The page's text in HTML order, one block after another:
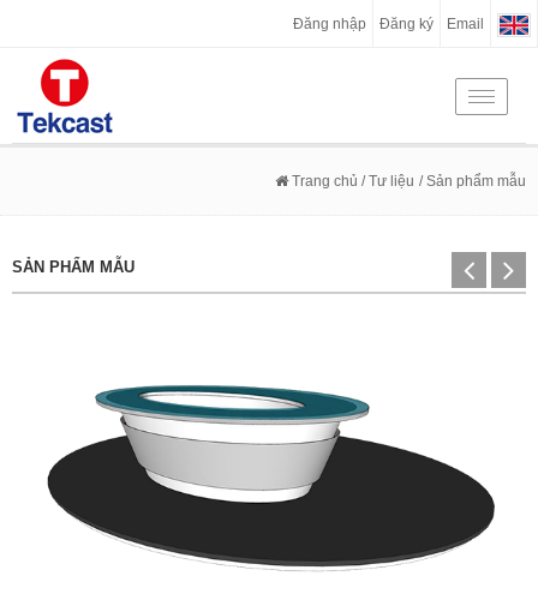
Đăng nhập Đăng ký Email
Toggle
Trang chủ / Tư liệu / Sản phẩm mẫu
SẢN PHẨM MẪU